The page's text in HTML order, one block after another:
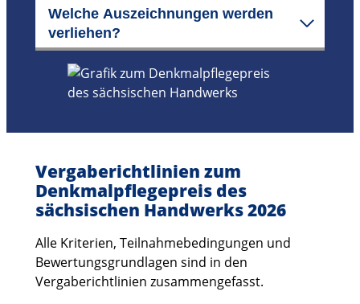
Welche Auszeichnungen werden
verliehen?
Vergaberichtlinien zum
Denkmalpflegepreis des
sächsischen Handwerks 2026
Alle Kriterien, Teilnahmebedingungen und
Bewertungsgrundlagen sind in den
Vergaberichtlinien zusammengefasst.